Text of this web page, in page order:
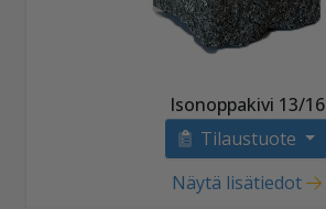
Isonoppakivi 13/16
Tilaustuote
Näytä lisätiedot